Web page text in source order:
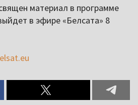
материал в программе
в эфире «Белсата» 8